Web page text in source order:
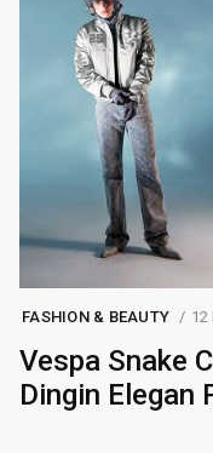
FASHION & BEAUTY 12
Vespa Snake
Dingin Elegan